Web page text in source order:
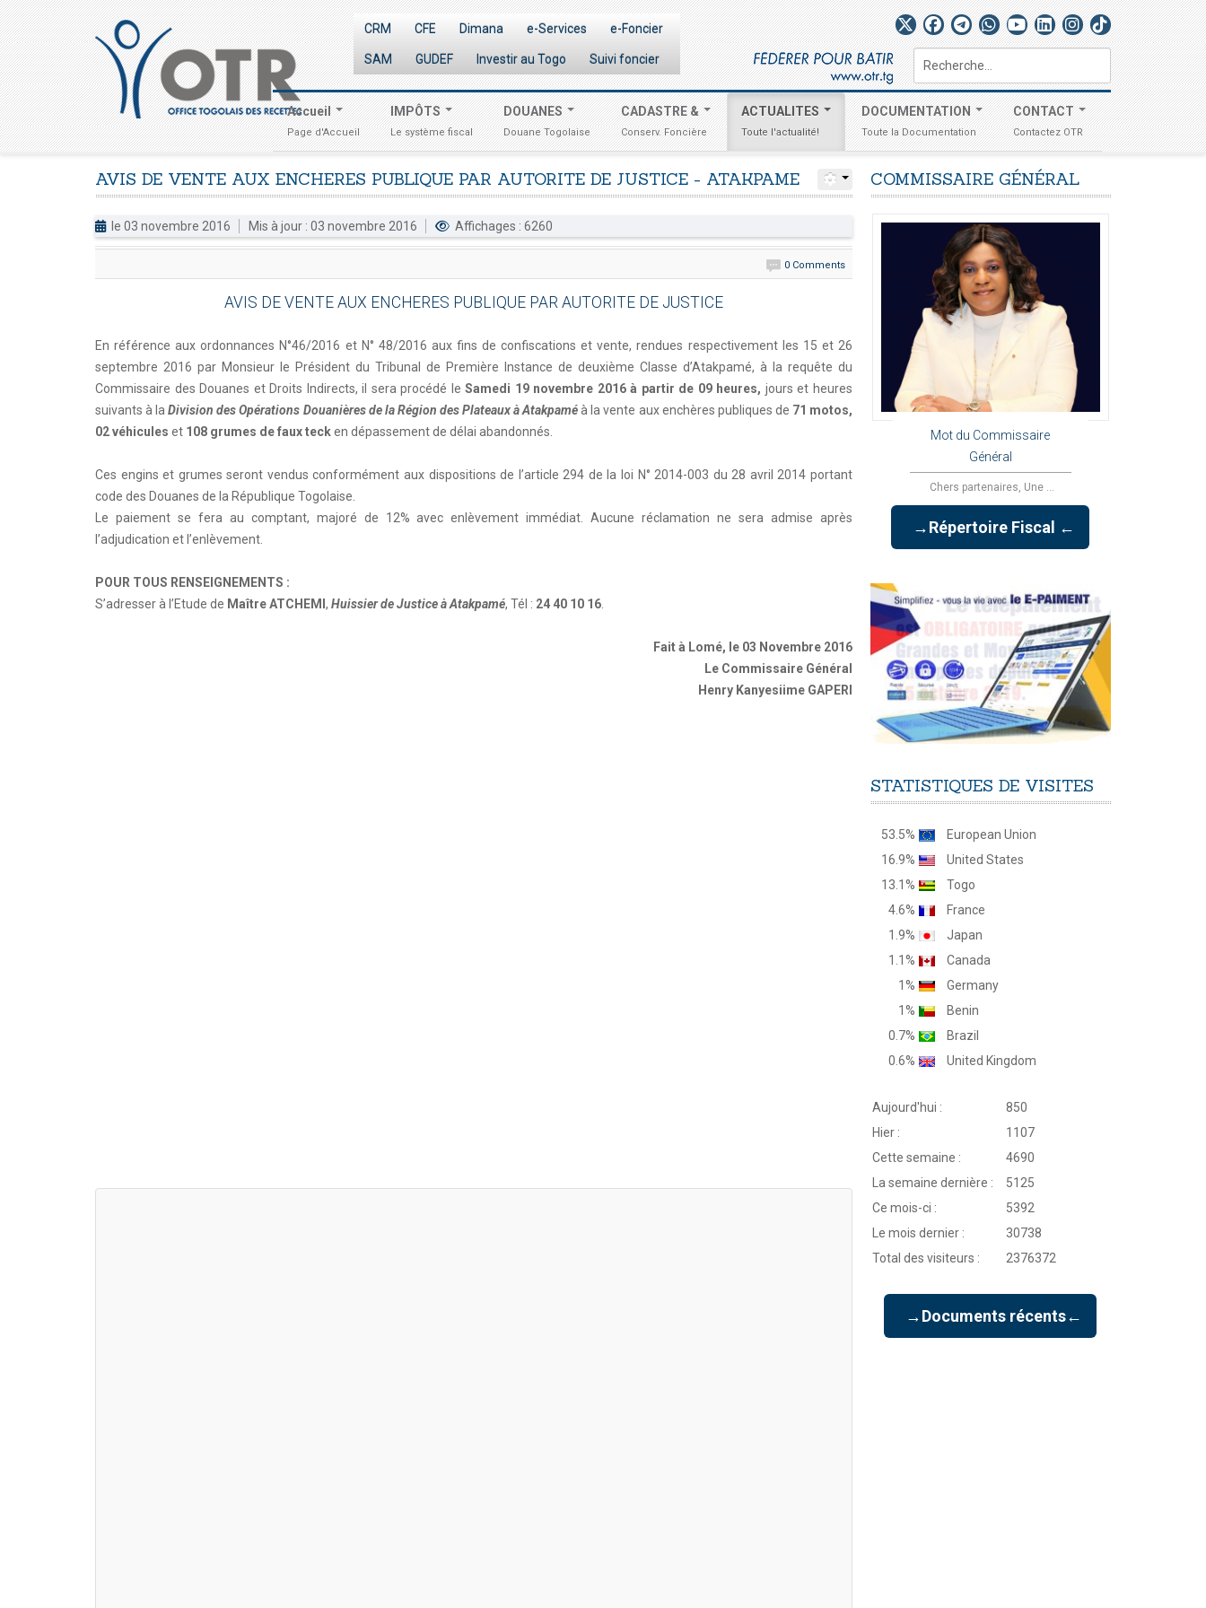
CRM CFE Dimana e-Services e-Foncier
SAM GUDEF Investir au Togo Suivi foncier Rechercher
Accueil
Page d'Accueil
IMPÔTS
Le système fiscal
DOUANES
Douane Togolaise
CADASTRE &
Conserv. Foncière
ACTUALITES
Toute l'actualité!
DOCUMENTATION
Toute la Documentation
CONTACT
Contactez OTR
AVIS DE VENTE AUX ENCHERES PUBLIQUE PAR AUTORITE DE JUSTICE - ATAKPAME
le 03 novembre 2016 Mis à jour : 03 novembre 2016 Affichages : 6260
0 Comments
AVIS DE VENTE AUX ENCHERES PUBLIQUE PAR AUTORITE DE JUSTICE
En référence aux ordonnances N°46/2016 et N° 48/2016 aux fins de confiscations et vente, rendues respectivement les 15 et 26
septembre 2016 par Monsieur le Président du Tribunal de Première Instance de deuxième Classe d’Atakpamé, à la requête du
Commissaire des Douanes et Droits Indirects, il sera procédé leSamedi 19 novembre 2016 à partir de 09 heures, jours et heures
suivants à laDivision des Opérations Douanières de la Région des Plateaux à Atakpaméà la vente aux enchères publiques de 71 motos,
02 véhicules et 108 grumes de faux tecken dépassement de délai abandonnés.
Ces engins et grumes seront vendus conformément aux dispositions de l’article 294 de la loi N° 2014-003 du 28 avril 2014 portant
code des Douanes de la République Togolaise.
Le paiement se fera au comptant, majoré de 12% avec enlèvement immédiat. Aucune réclamation ne sera admise après
l’adjudication et l’enlèvement.
POUR TOUS RENSEIGNEMENTS :
S’adresser à l’Etude de Maître ATCHEMI , Huissier de Justice à Atakpamé, Tél : 24 40 10 16
Fait à Lomé, le 03 Novembre 2016
Le Commissaire Général
Henry Kanyesiime GAPERI
COMMISSAIRE GÉNÉRAL
Mot du Commissaire
Général
Chers partenaires, Une ...
→Répertoire Fiscal ←
STATISTIQUES DE VISITES
53.5%
European Union
16.9%
United States
13.1%
Togo
4.6%
France
1.9%
Japan
1.1%
Canada
1%
Germany
1%
Benin
0.7%
Brazil
0.6%
United Kingdom
Aujourd'hui :
850
Hier :
1107
Cette semaine :
4690
La semaine dernière :
5125
Ce mois-ci :
5392
Le mois dernier :
30738
Total des visiteurs :
2376372
→Documents récents←